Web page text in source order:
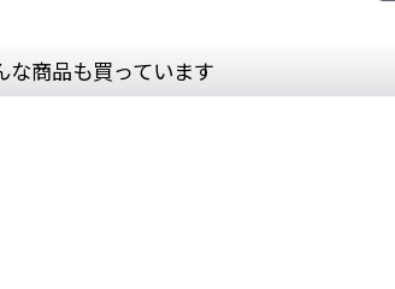
な商品も買っています